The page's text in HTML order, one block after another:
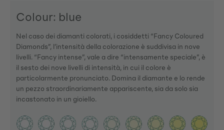
Colour: blue
Nel caso dei diamanti colorati, i cosiddetti “Fancy Coloured
Diamonds”, l’intensità della colorazione è suddivisa in nove
livelli. “Fancy intense”, vale a dire “intensamente speciale”, è
il sesto dei nove livelli di intensità, in cui il colore è
particolarmente pronunciato. Domina il diamante e lo rende
un pezzo straordinariamente appariscente, sia da solo sia
incastonato in un gioiello.